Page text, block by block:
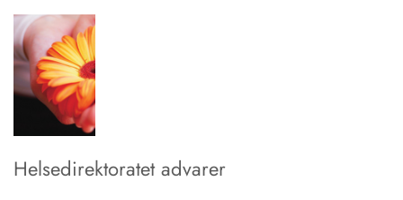
Helsedirektoratet advarer